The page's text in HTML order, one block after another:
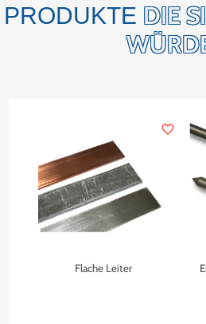
PRODUKTE DIE
Flache Leiter
favorite_border